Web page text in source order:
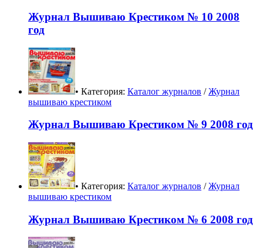
Журнал Вышиваю Крестиком № 10 2008
год
• Категория: Каталог журналов /Журнал
вышиваю крестиком
Журнал Вышиваю Крестиком № 9 2008 год
• Категория: Каталог журналов /Журнал
вышиваю крестиком
Журнал Вышиваю Крестиком № 6 2008 год